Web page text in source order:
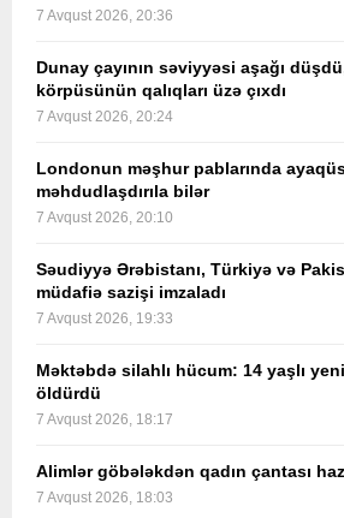
7 Avqust 2026, 20:36
Dunay çayının səviyyəsi aşağı
körpüsünün qalıqları üzə çıxdı
7 Avqust 2026, 20:24
Londonun məşhur pablarında
məhdudlaşdırıla bilər
7 Avqust 2026, 20:10
Səudiyyə Ərəbistanı, Türkiyə və
müdafiə sazişi imzaladı
7 Avqust 2026, 19:33
Məktəbdə silahlı hücum: 14 yaşlı
öldürdü
7 Avqust 2026, 18:17
Alimlər göbələkdən qadın çantası
7 Avqust 2026, 18:03